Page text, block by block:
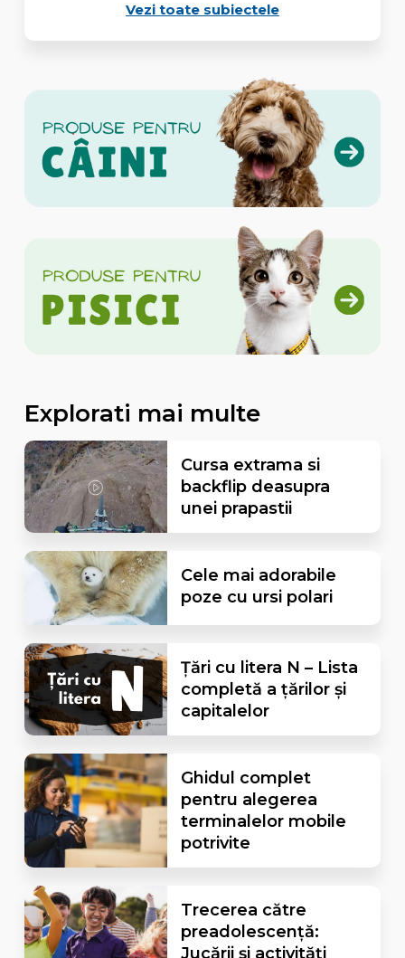
Vezi toate subiectele
Explorati mai multe
Cursa extrama si
backflip deasupra
unei prapastii
Cele mai adorabile
poze cu ursi polari
Țări cu litera N – Lista
completă a țărilor și
capitalelor
Ghidul complet
pentru alegerea
terminalelor mobile
potrivite
Trecerea către
preadolescență:
Jucării și activități